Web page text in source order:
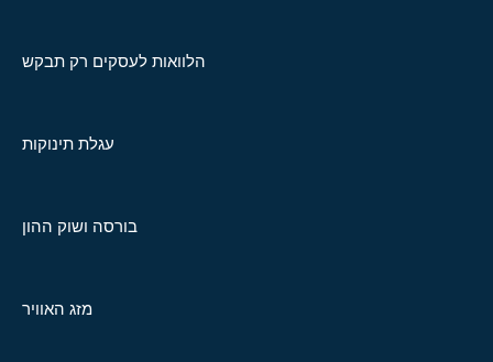
הלוואות לעסקים רק תבקש
עגלת תינוקות
בורסה ושוק ההון
מזג האוויר